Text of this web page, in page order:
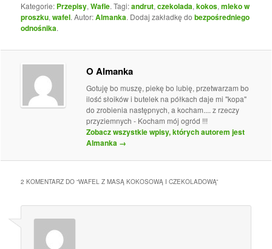
Kategorie: Przepisy,Wafle. Tagi:andrut,czekolada,kokos,mleko w
proszku,wafel. Autor:Almanka. Dodaj zakładkę dobezpośredniego
odnośnika.
O Almanka
Gotuję bo muszę, piekę bo lubię, przetwarzam bo
ilość słoików i butelek na półkach daje mi "kopa"
do zrobienia następnych, a kocham.... z rzeczy
przyziemnych - Kocham mój ogród !!!
Zobacz wszystkie wpisy, których autorem jest
Almanka →
2 KOMENTARZ DO “WAFEL Z MASĄ KOKOSOWĄ I CZEKOLADOWĄ”